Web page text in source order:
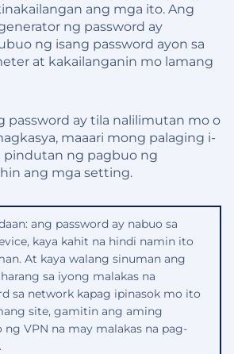
ang mga ito. Ang
ng password ay
ng isang password ayon sa
at kakailanganin mo lamang
password ay tila nalilimutan mo o
maaari mong palaging i-
pindutan ng pagbuo ng
ang mga setting.
ang password ay nabuo sa
kaya kahit na hindi namin ito
At kaya walang sinuman ang
sa iyong malakas na
sa network kapag ipinasok mo ito
site, gamitin ang aming
ng VPN na may malakas na pag-